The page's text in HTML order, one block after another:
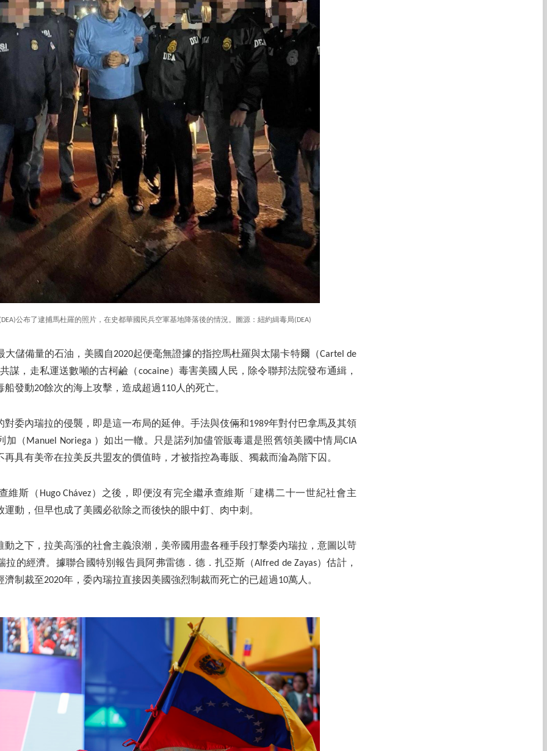
公布了逮捕馬杜羅的照片，在史都華國民兵空軍基地降落後的情況。圖源：紐約緝毒局(DEA)
大儲備量的石油，美國自2020起便毫無證據的指控馬杜羅與太陽卡特爾（Cartel de
共謀，走私運送數噸的古柯鹼（cocaine）毒害美國人民，除令聯邦法院發布通緝，
發動20餘次的海上攻擊，造成超過110人的死亡。
對委內瑞拉的侵襲，即是這一布局的延伸。手法與伎倆和1989年對付巴拿馬及其領
加（Manuel Noriega ）如出一轍。只是諾列加儘管販毒還是照舊領美國中情局CIA
再具有美帝在拉美反共盟友的價值時，才被指控為毒販、獨裁而淪為階下囚。
維斯（Hugo Chávez）之後，即便沒有完全繼承查維斯「建構二十一世紀社會主
運動，但早也成了美國必欲除之而後快的眼中釘、肉中刺。
動之下，拉美高漲的社會主義浪潮，美帝國用盡各種手段打擊委內瑞拉，意圖以苛
拉的經濟。據聯合國特別報告員阿弗雷德．德．扎亞斯（Alfred de Zayas）估計，
濟制裁至2020年，委內瑞拉直接因美國強烈制裁而死亡的已超過10萬人。